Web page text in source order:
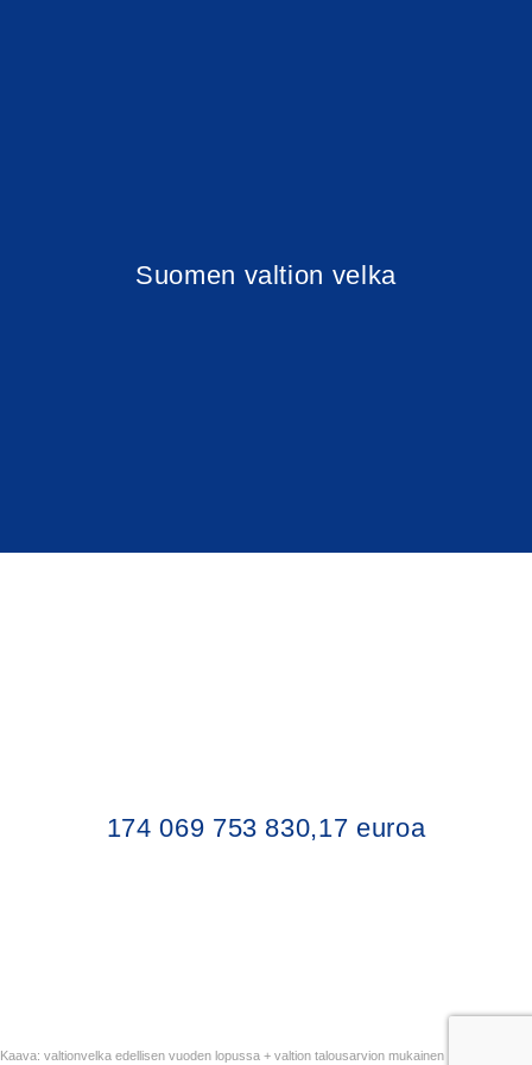
174 069 753 830,17 euroa
Suomen valtion velka
Kaava: valtionvelka edellisen vuoden lopussa + valtion talousarvion mukainen